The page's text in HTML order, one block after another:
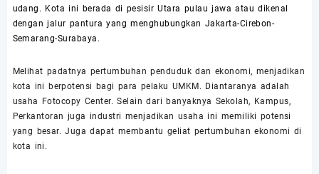
udang. Kota ini berada di pesisir Utara pulau jawa atau dikenal
dengan jalur pantura yang menghubungkan Jakarta-Cirebon-
Semarang-Surabaya.
Melihat padatnya pertumbuhan penduduk dan ekonomi, menjadikan
kota ini berpotensi bagi para pelaku UMKM. Diantaranya adalah
usaha Fotocopy Center. Selain dari banyaknya Sekolah, Kampus,
Perkantoran juga industri menjadikan usaha ini memiliki potensi
yang besar. Juga dapat membantu geliat pertumbuhan ekonomi di
kota ini.